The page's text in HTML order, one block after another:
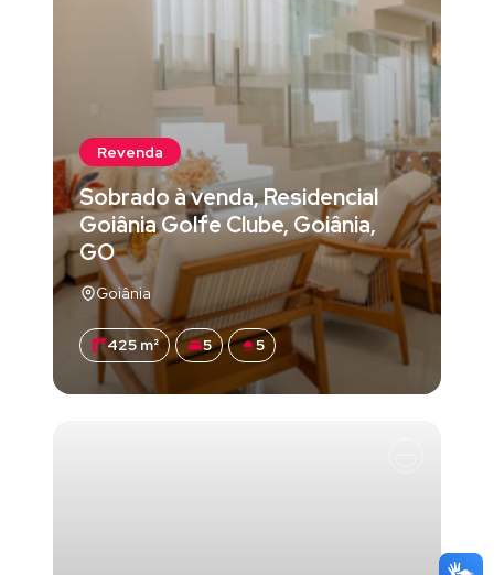
Revenda
Sobrado à venda, Residencial
Goiânia Golfe Clube, Goiânia,
GO
Goiânia
425 m² 5 5